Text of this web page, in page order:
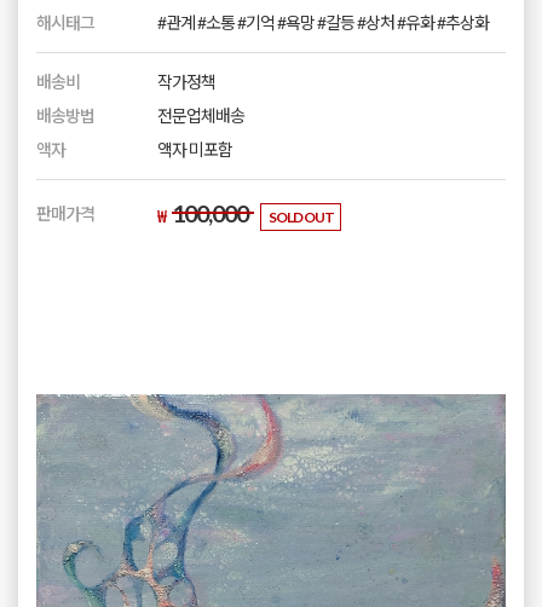
해시태그
#관계 #소통 #기억 #욕망 #갈등 #상처 #유화 #추상화
배송비
작가정책
배송방법
전문업체배송
액자
액자 미포함
판매가격 ₩ 100,000